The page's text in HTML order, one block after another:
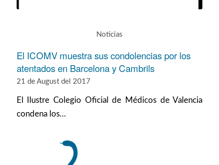
Noticias
El ICOMV muestra sus condolencias por los
atentados en Barcelona y Cambrils
21 de August del 2017
El Ilustre Colegio Oficial de Médicos de Valencia
condena los…